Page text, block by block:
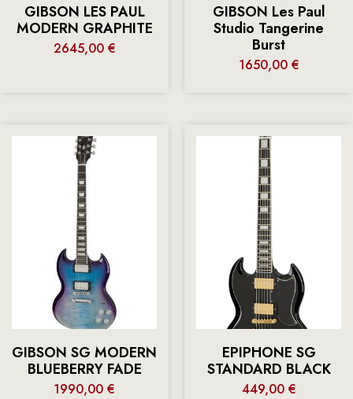
GIBSON LES PAUL
MODERN GRAPHITE
2645,00 €
GIBSON Les Paul
Studio Tangerine
Burst
1650,00 €
GIBSON SG MODERN
BLUEBERRY FADE
1990,00 €
EPIPHONE SG
STANDARD BLACK
449,00 €